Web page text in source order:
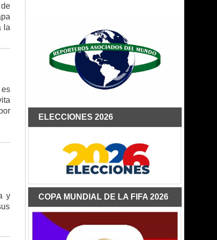
la
y
ELECCIONES 2026
COPA MUNDIAL DE LA FIFA 2026